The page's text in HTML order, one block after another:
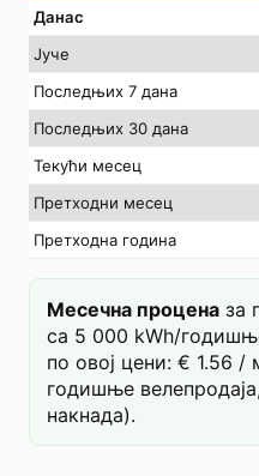
Данас
Јуче
Последњих 7 дана
Последњих 30 дана
Текући месец
Претходни месец
Претходна година
Месечна процена за
са 5 000 kWh/
по овој цени: € 1.56 /
годишње
накнада).